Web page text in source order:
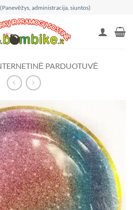
administracija, siuntos)
PARDUOTUVĖ